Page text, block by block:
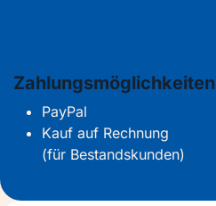
Zahlungsmöglichkeiten
PayPal
Kauf auf Rechnung
(für Bestandskunden)